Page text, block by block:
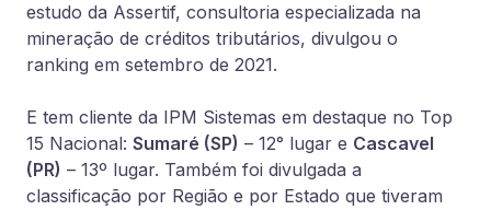
estudo da Assertif, consultoria especializada na
mineração de créditos tributários, divulgou o
ranking em setembro de 2021.
E tem cliente da IPM Sistemas em destaque no Top
15 Nacional: Sumaré (SP) – 12° lugar e Cascavel
(PR) – 13º lugar. Também foi divulgada a
classificação por Região e por Estado que tiveram